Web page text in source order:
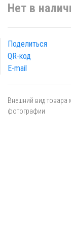
Нет в
Поделиться
QR-код
E-mail
Внешний вид товара
фотографии